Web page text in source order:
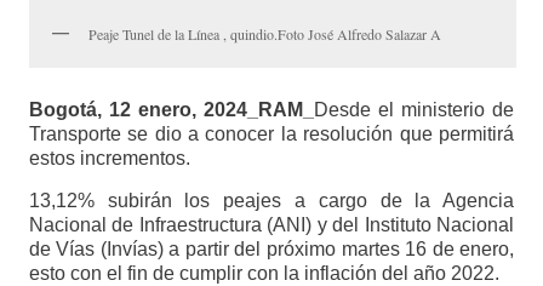
Peaje Tunel de la Línea , quindio.Foto José Alfredo Salazar A
Bogotá, 12 enero, 2024_RAM_
Desde el ministerio de
Transporte se dio a conocer la resolución que permitirá
estos incrementos.
13,12% subirán los peajes a cargo de la Agencia
Nacional de Infraestructura (ANI) y del Instituto Nacional
de Vías (Invías) a partir del próximo martes 16 de enero,
esto con el fin de cumplir con la inflación del año 2022.